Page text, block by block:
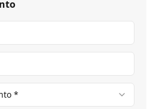
premium
Maciça Ipê possui encaixe
laterais (TG4),
alinhamento, estabilidade e
a instalação.
premium conta com 9
*